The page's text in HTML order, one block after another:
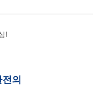
!
의